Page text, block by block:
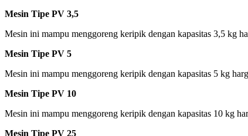
Mesin Tipe PV 3,5
Mesin ini mampu menggoreng keripik dengan kapasitas 3,5 kg
Mesin Tipe PV 5
Mesin ini mampu menggoreng keripik dengan kapasitas 5 kg
Mesin Tipe PV 10
Mesin ini mampu menggoreng keripik dengan kapasitas 10 kg
Mesin Tipe PV 25